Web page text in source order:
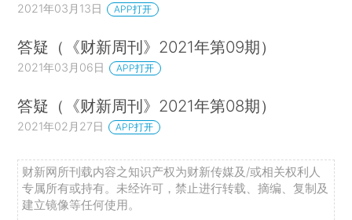
2021年03月13日 APP打开
答疑（《财新周刊》2021年第09期）
2021年03月06日 APP打开
答疑（《财新周刊》2021年第08期）
2021年02月27日 APP打开
财新网所刊载内容之知识产权为财新传媒及/或相关权利人
专属所有或持有。未经许可，禁止进行转载、摘编、复制及
建立镜像等任何使用。